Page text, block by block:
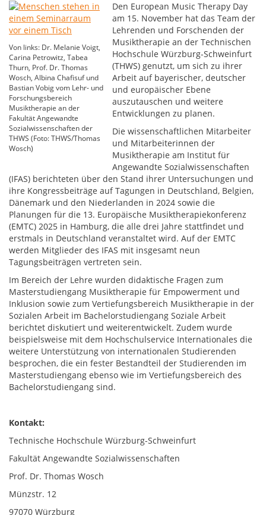
Von links: Dr. Melanie Voigt,
Carina Petrowitz, Tabea
Thurn, Prof. Dr. Thomas
Wosch, Albina Chafisuf und
Bastian Vobig vom Lehr- und
Forschungsbereich
Musiktherapie an der
Fakultät Angewandte
Sozialwissenschaften der
THWS (Foto: THWS/Thomas
Wosch)
Den European Music Therapy Day
am 15. November hat das Team der
Lehrenden und Forschenden der
Musiktherapie an der Technischen
Hochschule Würzburg-Schweinfurt
(THWS) genutzt, um sich zu ihrer
Arbeit auf bayerischer, deutscher
und europäischer Ebene
auszutauschen und weitere
Entwicklungen zu planen.
Die wissenschaftlichen Mitarbeiter
und Mitarbeiterinnen der
Musiktherapie am Institut für
Angewandte Sozialwissenschaften
(IFAS) berichteten über den Stand ihrer Untersuchungen und
ihre Kongressbeiträge auf Tagungen in Deutschland, Belgien,
Dänemark und den Niederlanden in 2024 sowie die
Planungen für die 13. Europäische Musiktherapiekonferenz
(EMTC) 2025 in Hamburg, die alle drei Jahre stattfindet und
erstmals in Deutschland veranstaltet wird. Auf der EMTC
werden Mitglieder des IFAS mit insgesamt neun
Tagungsbeiträgen vertreten sein.
Im Bereich der Lehre wurden didaktische Fragen zum
Masterstudiengang Musiktherapie für Empowerment und
Inklusion sowie zum Vertiefungsbereich Musiktherapie in der
Sozialen Arbeit im Bachelorstudiengang Soziale Arbeit
berichtet diskutiert und weiterentwickelt. Zudem wurde
beispielsweise mit dem Hochschulservice Internationales die
weitere Unterstützung von internationalen Studierenden
besprochen, die ein fester Bestandteil der Studierenden im
Masterstudiengang ebenso wie im Vertiefungsbereich des
Bachelorstudiengang sind.
Kontakt:
Technische Hochschule Würzburg-Schweinfurt
Fakultät Angewandte Sozialwissenschaften
Prof. Dr. Thomas Wosch
Münzstr. 12
97070 Würzburg